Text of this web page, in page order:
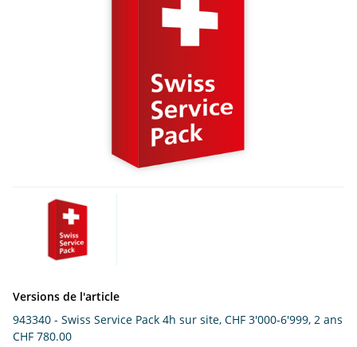
Versions de l'article
943340 - Swiss Service Pack 4h sur site, CHF 3'000-6'999, 2 ans
CHF 780.00